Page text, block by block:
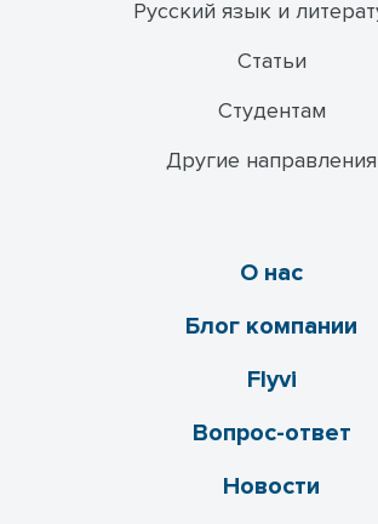
Русский язык и
Статьи
Студентам
Другие направления
О нас
Блог компании
Flyvi
Вопрос-ответ
Новости